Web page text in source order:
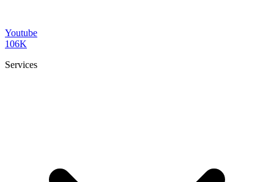
Youtube
106K
Services